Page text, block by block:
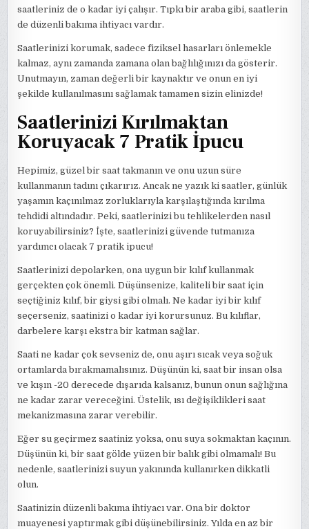
saatleriniz de o kadar iyi çalışır. Tıpkı bir araba gibi, saatlerin
de düzenli bakıma ihtiyacı vardır.
Saatlerinizi korumak, sadece fiziksel hasarları önlemekle
kalmaz, aynı zamanda zamana olan bağlılığınızı da gösterir.
Unutmayın, zaman değerli bir kaynaktır ve onun en iyi
şekilde kullanılmasını sağlamak tamamen sizin elinizde!
Saatlerinizi Kırılmaktan
Koruyacak 7 Pratik İpucu
Hepimiz, güzel bir saat takmanın ve onu uzun süre
kullanmanın tadını çıkarırız. Ancak ne yazık ki saatler, günlük
yaşamın kaçınılmaz zorluklarıyla karşılaştığında kırılma
tehdidi altındadır. Peki, saatlerinizi bu tehlikelerden nasıl
koruyabilirsiniz? İşte, saatlerinizi güvende tutmanıza
yardımcı olacak 7 pratik ipucu!
Saatlerinizi depolarken, ona uygun bir kılıf kullanmak
gerçekten çok önemli. Düşünsenize, kaliteli bir saat için
seçtiğiniz kılıf, bir giysi gibi olmalı. Ne kadar iyi bir kılıf
seçerseniz, saatinizi o kadar iyi korursunuz. Bu kılıflar,
darbelere karşı ekstra bir katman sağlar.
Saati ne kadar çok sevseniz de, onu aşırı sıcak veya soğuk
ortamlarda bırakmamalısınız. Düşünün ki, saat bir insan olsa
ve kışın -20 derecede dışarıda kalsanız, bunun onun sağlığına
ne kadar zarar vereceğini. Üstelik, ısı değişiklikleri saat
mekanizmasına zarar verebilir.
Eğer su geçirmez saatiniz yoksa, onu suya sokmaktan kaçının.
Düşünün ki, bir saat gölde yüzen bir balık gibi olmamalı! Bu
nedenle, saatlerinizi suyun yakınında kullanırken dikkatli
olun.
Saatinizin düzenli bakıma ihtiyacı var. Ona bir doktor
muayenesi yaptırmak gibi düşünebilirsiniz. Yılda en az bir